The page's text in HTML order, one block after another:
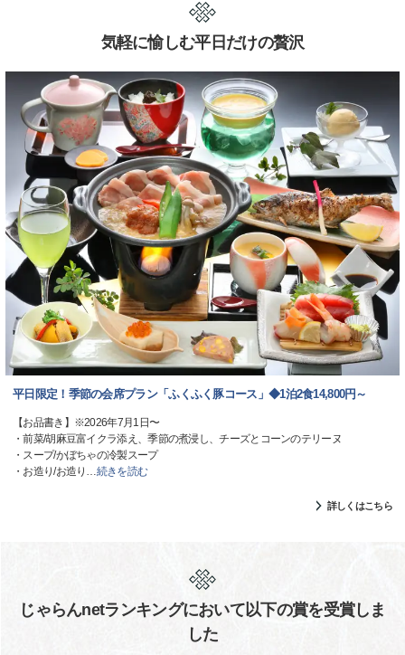
気軽に愉しむ平日だけの贅沢
平日限定！季節の会席プラン「ふくふく豚コース」◆1泊2食14,800円～
【お品書き】※2026年7月1日〜
・前菜/胡麻豆富イクラ添え、季節の煮浸し、チーズとコーンのテリーヌ
・スープ/かぼちゃの冷製スープ
・お造り/お造り …続きを読む
詳しくはこちら
じゃらんnetランキングにおいて以下の賞を受賞しま
した